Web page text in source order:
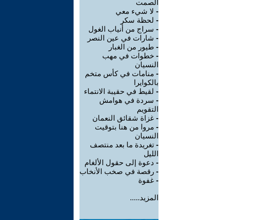
الصمت
- لا شيء معي
- لحظة سكر
- سراج من أنياب الغول
- شارات في عين النصر
- طيور من الغبار
- خطوات في مهب
النسيان
- منامات في كأس متخم
بالكوايرا
- لقيط في حقيبة الانتماء
- سردة في هوامش
التقويم
- غزاة شقائق النعمان
- مروا من هنا بتوقيت
النسيان
- تغريدة ما بعد منتصف
الليل
- دعوة إلى حقول الألغام
- رقصة في صخب الأنخاب
- غفوة
المزيد.....